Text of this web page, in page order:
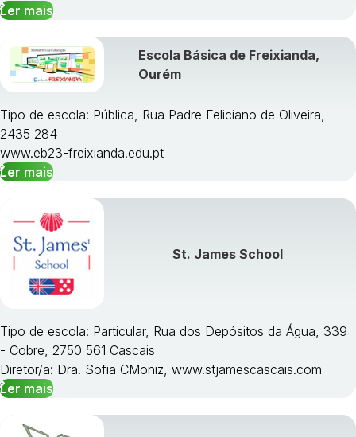
Ler mais
Escola Básica de Freixianda,
Ourém
Tipo de escola: Pública, Rua Padre Feliciano de Oliveira,
2435 284
www.eb23-freixianda.edu.pt
Ler mais
St. James School
Tipo de escola: Particular, Rua dos Depósitos da Água, 339
- Cobre, 2750 561 Cascais
Diretor/a: Dra. Sofia CMoniz, www.stjamescascais.com
Ler mais